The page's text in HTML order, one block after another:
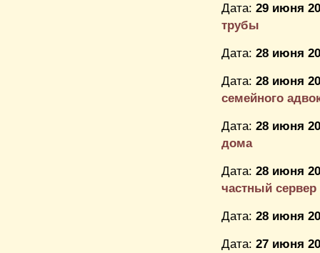
Дата: 29 июня
трубы
Дата: 28 июня
Дата: 28 июня
семейного
Дата: 28 июня
дома
Дата: 28 июня
частный сервер
Дата: 28 июня
Дата: 27 июня